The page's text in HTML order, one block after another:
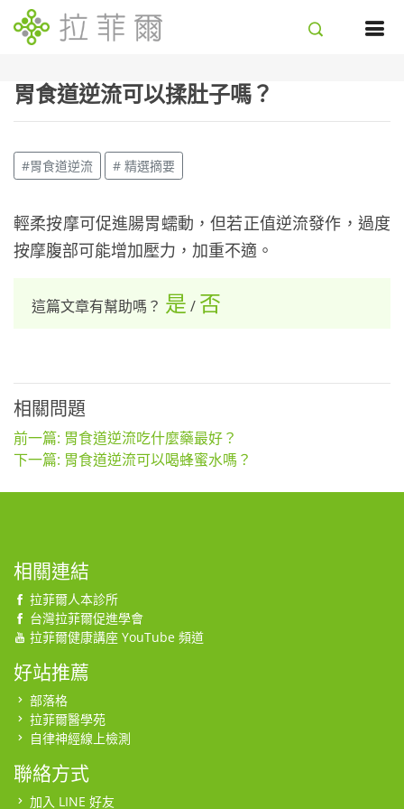
胃食道逆流可以揉肚子嗎？
#胃食道逆流 # 精選摘要
輕柔按摩可促進腸胃蠕動，但若正值逆流發作，過度
按摩腹部可能增加壓力，加重不適。
這篇文章有幫助嗎？ 是 / 否
相關問題
前一篇: 胃食道逆流吃什麼藥最好？
下一篇: 胃食道逆流可以喝蜂蜜水嗎？
相關連結
拉菲爾人本診所
台灣拉菲爾促進學會
拉菲爾健康講座 YouTube 頻道
好站推薦
部落格
拉菲爾醫學苑
自律神經線上檢測
聯絡方式
加入 LINE 好友